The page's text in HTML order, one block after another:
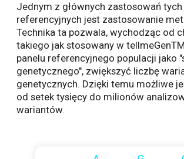
Jednym z głównych zastosowań tych
referencyjnych jest zastosowanie
Technika ta pozwala, wychodząc od
takiego jak stosowany w
panelu referencyjnego populacji jako
genetycznego", zwiększyć liczbę
genetycznych. Dzięki temu możliwe
od setek tysięcy do milionów
wariantów.